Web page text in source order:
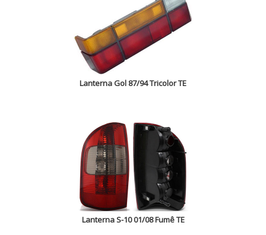
Lanterna Gol 87/94 Tricolor TE
Lanterna S-10 01/08 Fumê TE